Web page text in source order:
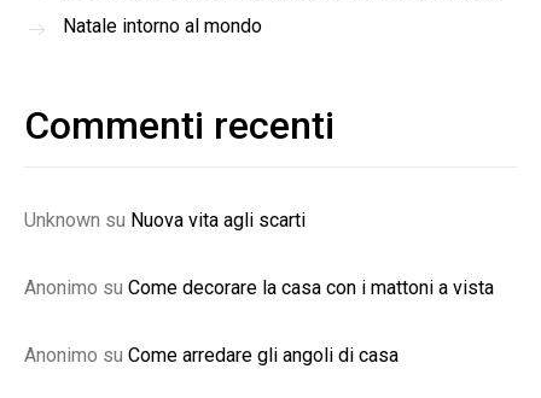
Natale intorno al mondo
Commenti recenti
Unknown su Nuova vita agli scarti
Anonimo su Come decorare la casa con i mattoni a vista
Anonimo su Come arredare gli angoli di casa